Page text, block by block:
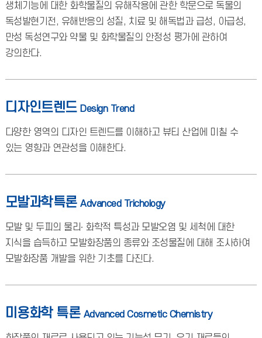
생체기능에 대한 화학물질의 유해작용에 관한 학문으로 독물의
독성발현기전, 유해반응의 성질, 치료 및 해독법과 급성, 아급성,
만성 독성연구와 약물 및 화학물질의 안정성 평가에 관하여
강의한다.
디자인트렌드 Design Trend
다양한 영역의 디자인 트렌드를 이해하고 뷰티 산업에 미칠 수
있는 영향과 연관성을 이해한다.
모발과학특론 Advanced Trichology
모발 및 두피의 물리∙ 화학적 특성과 모발오염 및 세척에 대한
지식을 습득하고 모발화장품의 종류와 조성물질에 대해 조사하여
모발화장품 개발을 위한 기초를 다진다.
미용화학 특론 Advanced Cosmetic Chemistry